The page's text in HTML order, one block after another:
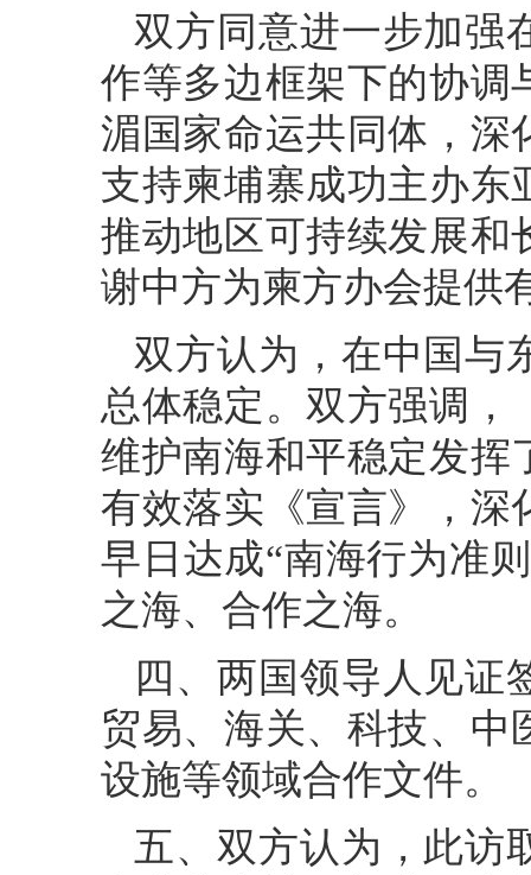
双方同意进一步加强
作等多边框架下的协调
湄国家命运共同体，深
支持柬埔寨成功主办东
推动地区可持续发展和
谢中方为柬方办会提供
双方认为，在中国与
总体稳定。双方强调，
维护南海和平稳定发挥
有效落实《宣言》，深
早日达成“南海行为准
之海、合作之海。
四、两国领导人见证
贸易、海关、科技、中
设施等领域合作文件。
五、双方认为，此访